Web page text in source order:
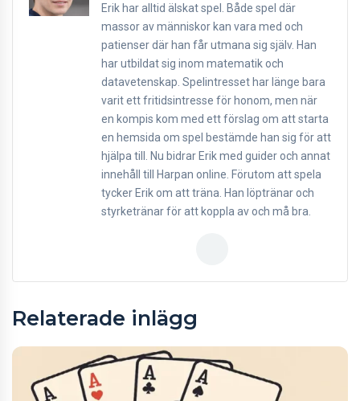
Erik har alltid älskat spel. Både spel där
massor av människor kan vara med och
patienser där han får utmana sig själv. Han
har utbildat sig inom matematik och
datavetenskap. Spelintresset har länge bara
varit ett fritidsintresse för honom, men när
en kompis kom med ett förslag om att starta
en hemsida om spel bestämde han sig för att
hjälpa till. Nu bidrar Erik med guider och annat
innehåll till Harpan online. Förutom att spela
tycker Erik om att träna. Han löptränar och
styrketränar för att koppla av och må bra.
Relaterade inlägg